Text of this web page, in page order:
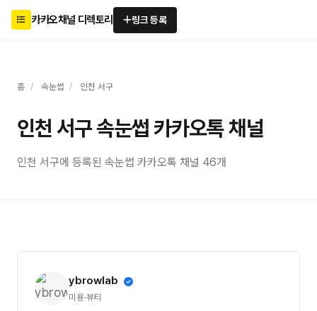
카카오채널 디렉토리 링크 등록
홈 / 속눈썹 / 인천 서구
인천 서구 속눈썹 카카오톡 채널
인천 서구에 등록된 속눈썹 카카오톡 채널 46개
ybrowlab
미용·뷰티